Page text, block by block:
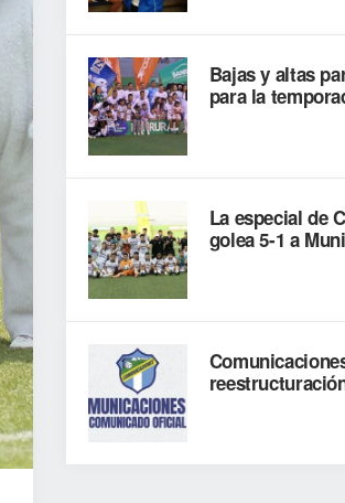
Bajas y altas
para la
La especial de
golea 5-1 a